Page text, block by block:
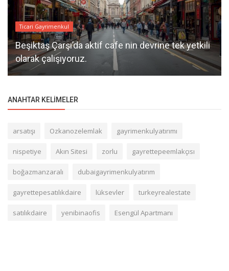
Ticari Gayrimenkul
Beşiktaş Çarşı’da aktif cafe nin devrine tek yetkili
olarak çalışıyoruz.
ANAHTAR KELIMELER
arsatışı Ozkanozelemlak gayrimenkulyatırımı
nispetiye Akın Sitesi zorlu gayrettepeemlakçısı
boğazmanzaralı dubaigayrimenkulyatırım
gayrettepesatılıkdaire lüksevler turkeyrealestate
satılıkdaire yenibinaofis Esengül Apartmanı